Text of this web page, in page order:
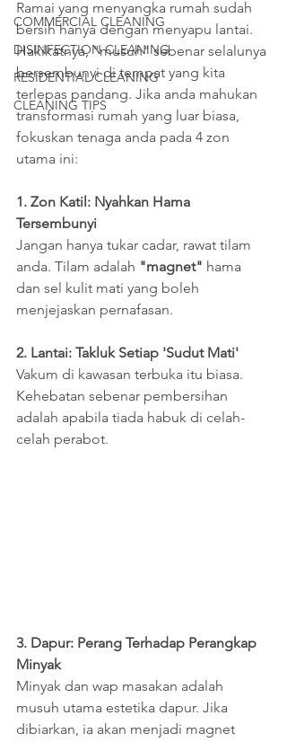
COMMERCIAL CLEANING
DISINFECTION CLEANING
RESIDENTIAL CLEANING
CLEANING TIPS
Ramai yang menyangka rumah sudah
bersih hanya dengan menyapu lantai.
Hakikatnya, "musuh" sebenar selalunya
bersembunyi di tempat yang kita
terlepas pandang. Jika anda mahukan
transformasi rumah yang luar biasa,
fokuskan tenaga anda pada 4 zon
utama ini:
1. Zon Katil: Nyahkan Hama
Tersembunyi
Jangan hanya tukar cadar, rawat tilam
anda. Tilam adalah "magnet" hama
dan sel kulit mati yang boleh
menjejaskan pernafasan.
2. Lantai: Takluk Setiap 'Sudut Mati'
Vakum di kawasan terbuka itu biasa.
Kehebatan sebenar pembersihan
adalah apabila tiada habuk di celah-
celah perabot.
3. Dapur: Perang Terhadap Perangkap
Minyak
Minyak dan wap masakan adalah
musuh utama estetika dapur. Jika
dibiarkan, ia akan menjadi magnet